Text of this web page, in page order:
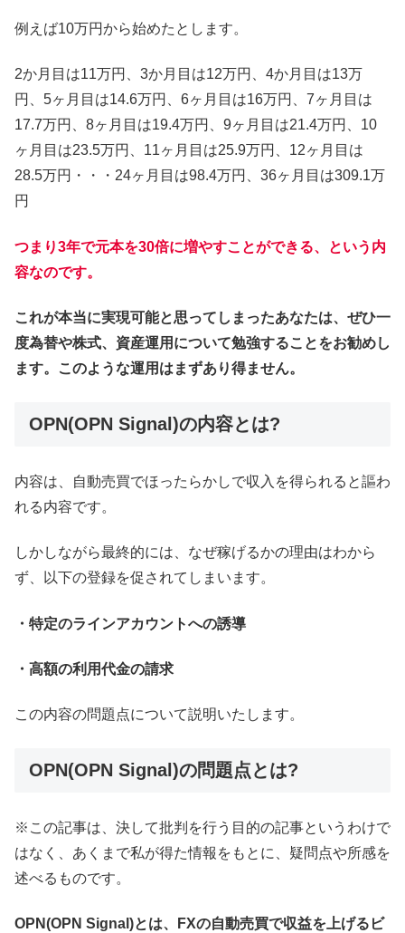
例えば10万円から始めたとします。
2か月目は11万円、3か月目は12万円、4か月目は13万
円、5ヶ月目は14.6万円、6ヶ月目は16万円、7ヶ月目は
17.7万円、8ヶ月目は19.4万円、9ヶ月目は21.4万円、10
ヶ月目は23.5万円、11ヶ月目は25.9万円、12ヶ月目は
28.5万円・・・24ヶ月目は98.4万円、36ヶ月目は309.1万
円
つまり3年で元本を30倍に増やすことができる、という内
容なのです。
これが本当に実現可能と思ってしまったあなたは、ぜひ一
度為替や株式、資産運用について勉強することをお勧めし
ます。このような運用はまずあり得ません。
OPN(OPN Signal)の内容とは?
内容は、自動売買でほったらかしで収入を得られると謳わ
れる内容です。
しかしながら最終的には、なぜ稼げるかの理由はわから
ず、以下の登録を促されてしまいます。
・特定のラインアカウントへの誘導
・高額の利用代金の請求
この内容の問題点について説明いたします。
OPN(OPN Signal)の問題点とは?
※この記事は、決して批判を行う目的の記事というわけで
はなく、あくまで私が得た情報をもとに、疑問点や所感を
述べるものです。
OPN(OPN Signal)とは、FXの自動売買で収益を上げるビ